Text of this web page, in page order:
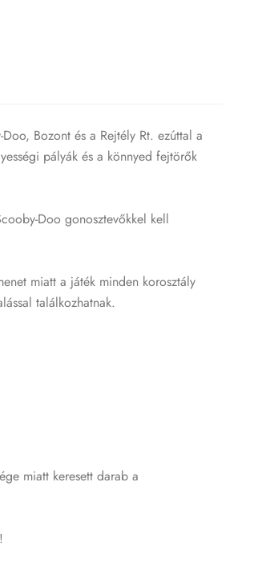
Bozont és a Rejtély Rt. ezúttal a
pályák és a könnyed fejtörők
Doo gonosztevőkkel kell
miatt a játék minden korosztály
találkozhatnak.
miatt keresett darab a